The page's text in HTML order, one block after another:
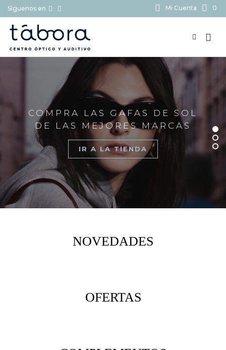
Síguenos en Mi Cuenta 0
COMPRA LAS GAFAS DE SOL
DE LAS MEJORES MARCAS
IR A LA TIENDA
NOVEDADES
OFERTAS